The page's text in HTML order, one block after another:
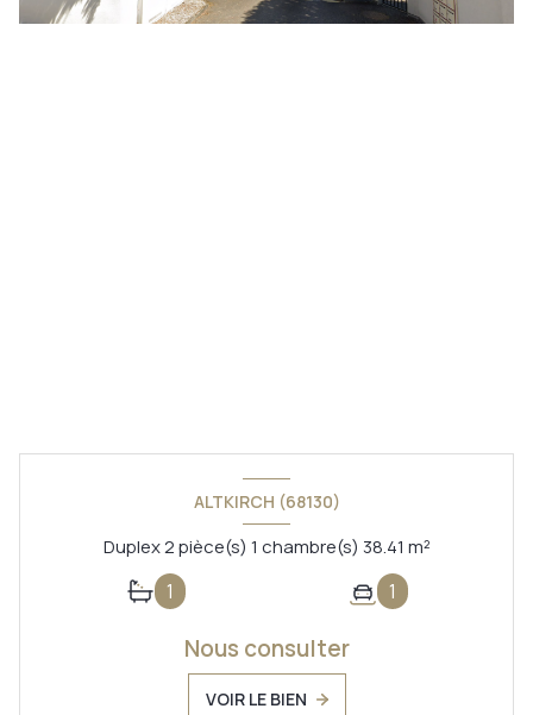
ALTKIRCH (68130)
Duplex 2 pièce(s) 1 chambre(s) 38.41 m²
1 1
Nous consulter
VOIR LE BIEN